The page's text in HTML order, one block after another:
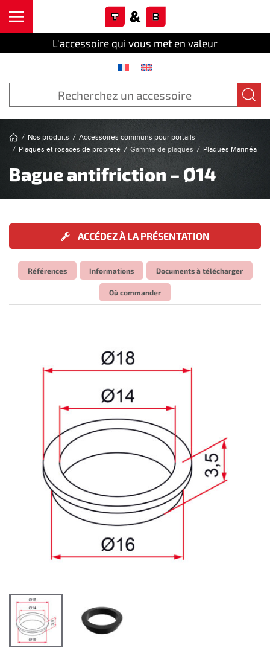
L'accessoire qui vous met en valeur
Nos produits
Accessoires communs pour portails
Plaques et rosaces de propreté
Gamme de plaques Plaques Marinéa
Bague antifriction – Ø14
ACCÉDEZ À LA PRÉSENTATION
Références Informations Documents à télécharger
Où commander
Cookies management panel